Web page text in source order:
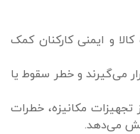
و ایمنی کارکنان کمک
می‌گیرند و خطر سقوط یا
تجهیزات مکانیزه، خطرات
می‌دهد.